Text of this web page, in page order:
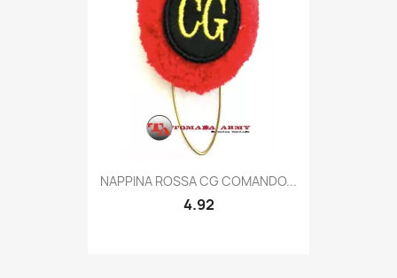
Quick view
NAPPINA ROSSA CG COMANDO...
4.92